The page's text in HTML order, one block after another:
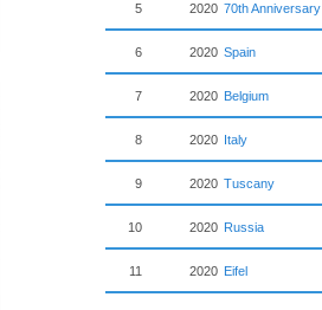
5 2020 70th Anniversary
6 2020 Spain
7 2020 Belgium
8 2020 Italy
9 2020 Tuscany
10 2020 Russia
11 2020 Eifel